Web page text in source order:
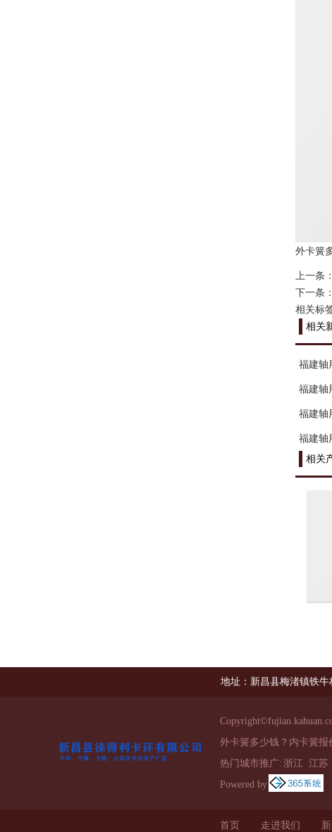
外卡簧
上一条：
下一条：
相关标
相关
福建轴
福建轴
福建轴
福建轴
相关
地址：新昌县梅渚镇铁牛
Copyright©
外卡簧多少钱？内卡簧报
热门城市推广: 浙江 江苏
Powered by
首页 走进我们